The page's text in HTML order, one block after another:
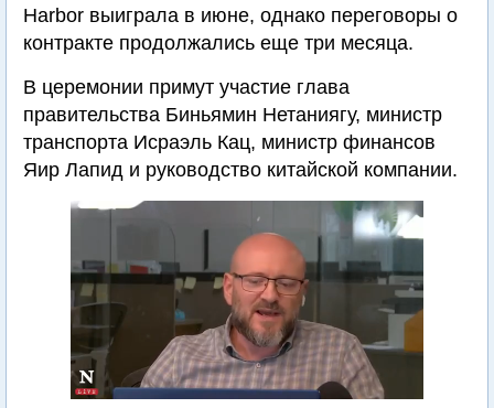
Harbor выиграла в июне, однако переговоры о
контракте продолжались еще три месяца.
В церемонии примут участие глава
правительства Биньямин Нетаниягу, министр
транспорта Исраэль Кац, министр финансов
Яир Лапид и руководство китайской компании.